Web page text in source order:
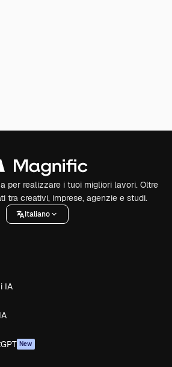
per realizzare i tuoi migliori lavori. Oltre
tra creativi, imprese, agenzie e studi.
Italiano
IA
New